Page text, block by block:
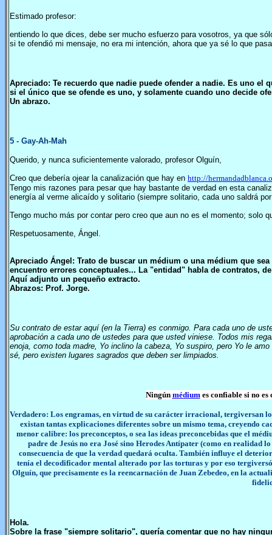
Estimado profesor:
entiendo lo que dices, debe ser mucho esfuerzo para vosotros, ya que
si te ofendió mi mensaje, no era mi intención, ahora que ya sé lo que
Apreciado: Te recuerdo que nadie puede ofender a nadie. Es uno
si el único que se ofende es uno, y solamente cuando uno decide
Un abrazo.
5 - Gay-Ah-Mah
Querido, y nunca suficientemente valorado, profesor Olguín,
Creo que debería ojear la canalización que hay en http://
Tengo mis razones para pesar que hay bastante de verdad en esta
energía al verme alicaído y solitario (siempre solitario, cada uno saldrá
Tengo mucho más por contar pero creo que aun no es el momento; solo
Respetuosamente, Ángel.
Apreciado Ángel: Trato de buscar un médium o una médium que
encuentro errores conceptuales... La "entidad" habla de contratos,
Aquí adjunto un pequeño extracto.
Abrazos: Prof. Jorge.
Su contrato de estar aquí (en la Tierra) es conmigo. Para cada uno de
aprobación a cada uno de ustedes para que usted viniese. Todos mis
enoja, como toda madre, Yo inclino la cabeza, Yo suspiro, pero Yo le
sé, pero existen lugares sagrados que deben ser limpiados.
Ningún médiumes confiable si no es
Verdadero: Los engramas, en virtud de su carácter irracional, tergiversan
existan tantas explicaciones diferentes sobre un mismo tema, creyendo
menor calibre: los preconceptos, o sea las ideas preconcebidas que el
padre de Jesús no era José sino Herodes Antípater (como en realidad
consecuencia de que la verdad quedará oculta. También influye el
tenía el decodificador mental alterado por las torturas y por eso
Olguín, que precisamente es la reencarnación de Juan Zebedeo, en la
Hola.
Sobre la frase "siempre solitario", quería comentar que no hay